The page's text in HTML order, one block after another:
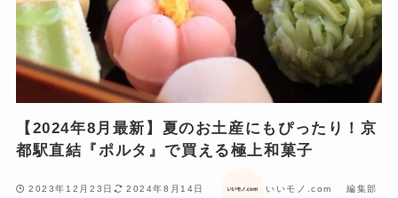
【2024年8月最新】夏のお土産にもぴったり！京
都駅直結『ポルタ』で買える極上和菓子
2023年12月23日 2024年8月14日 いいモノ.com 編集部